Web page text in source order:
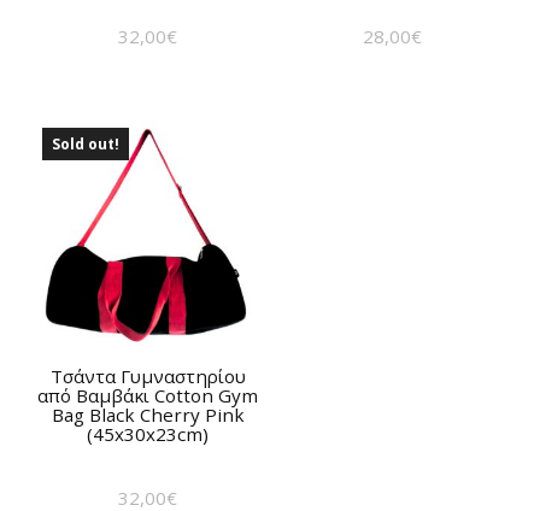
32,00€ 28,00€
Sold out!
Τσάντα Γυμναστηρίου
από Βαμβάκι Cotton Gym
Bag Black Cherry Pink
(45x30x23cm)
32,00€